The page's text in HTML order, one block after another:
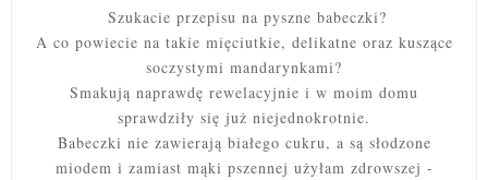
Szukacie przepisu na pyszne babeczki?
A co powiecie na takie mięciutkie, delikatne oraz kuszące
soczystymi mandarynkami?
Smakują naprawdę rewelacyjnie i w moim domu
sprawdziły się już niejednokrotnie.
Babeczki nie zawierają białego cukru, a są słodzone
miodem i zamiast mąki pszennej użyłam zdrowszej -